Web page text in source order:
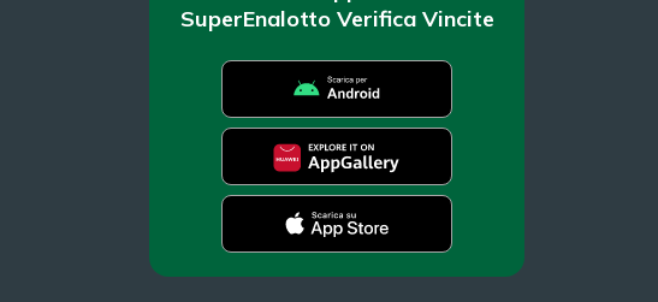
SuperEnalotto Verifica Vincite